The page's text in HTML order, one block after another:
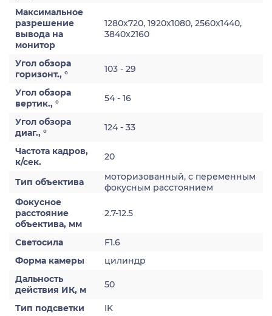
Максимальное
разрешение
вывода на
монитор
1280x720, 1920x1080, 2560x1440,
3840x2160
Угол обзора
горизонт., °
103 - 29
Угол обзора
вертик., °
54 - 16
Угол обзора
диаг., °
124 - 33
Частота кадров,
к/сек.
20
Тип объектива
моторизованный, с переменным
фокусным расстоянием
Фокусное
расстояние
объектива, мм
2.7-12.5
Светосила
F1.6
Форма камеры
цилиндр
Дальность
действия ИК, м
50
Тип подсветки
IK